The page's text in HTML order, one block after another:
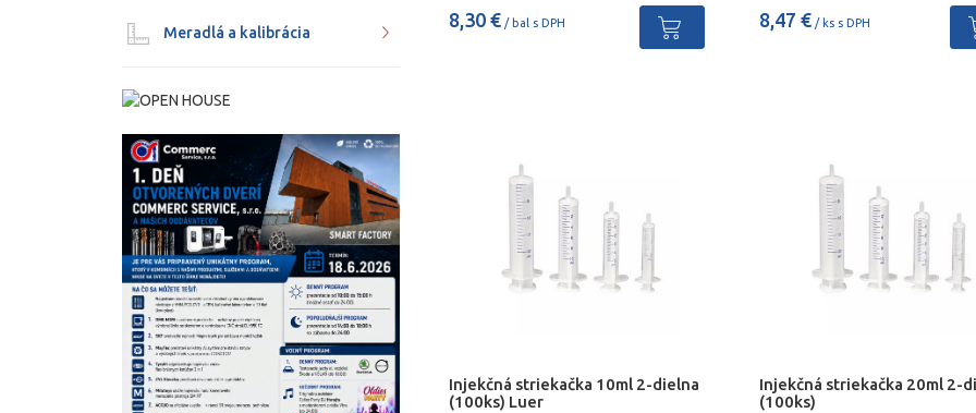
8,30 € / bal s DPH 8,47 €/ ks s DPH
Injekčná striekačka 10ml 2-dielna
(100ks) Luer
Injekčná striekačka 20ml 2-
(100ks)
Meradlá a kalibrácia